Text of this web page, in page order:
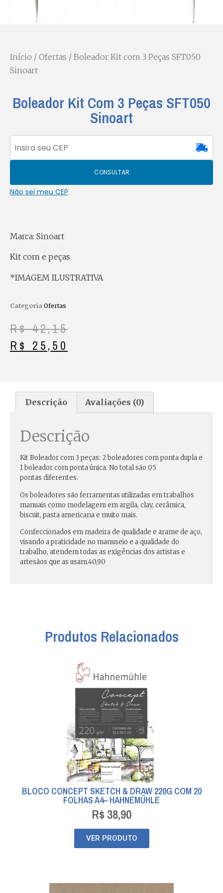
Início / Ofertas / Boleador Kit com 3 Peças SFT050
Sinoart
Boleador Kit Com 3 Peças SFT050
Sinoart
CONSULTAR
Não sei meu CEP
Marca: Sinoart
Kit com e peças
*IMAGEM ILUSTRATIVA
Categoria Ofertas
R$42,15
R$ 25,50
Descrição Avaliações (0)
Descrição
Kit Boleador com3 peças: 2 boleadores com ponta dupla e
1 boleador com ponta única. No total são 05
pontas diferentes.
Os boleadores são ferramentas utilizadas emtrabalhos
manuais como modelagem em argila, clay, cerâmica,
biscuit, pasta americana e muito mais.
Confeccionados em madeira de qualidade e arame de aço,
visando a praticidade no manuseio e a qualidade do
trabalho, atendem todas as exigências dos artistas e
artesãos que as usam.40,90
Produtos Relacionados
BLOCO CONCEPT SKETCH & DRAW 220G COM 20
FOLHAS A4– HAHNEMÜHLE
R$ 38,90
VER PRODUTO